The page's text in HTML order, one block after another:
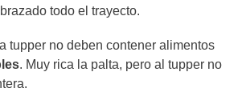
todo el trayecto.
tupper no deben contener alimentos
. Muy rica la palta, pero al tupper no